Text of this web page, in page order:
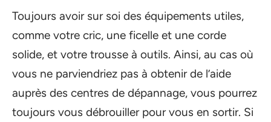
Toujours avoir sur soi des équipements utiles,
comme votre cric, une ficelle et une corde
solide, et votre trousse à outils. Ainsi, au cas où
vous ne parviendriez pas à obtenir de l’aide
auprès des centres de dépannage, vous pourrez
toujours vous débrouiller pour vous en sortir. Si